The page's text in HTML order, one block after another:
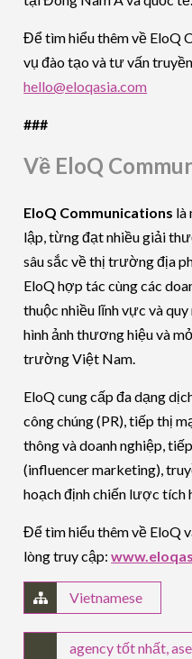
Để tìm hiểu thêm về EloQ
vụ đào tạo và tư vấn
hello@eloqasia.com
###
Về EloQ
EloQ Communications là
lập, từng đạt nhiều giải
sâu sắc về thị trường địa
EloQ hợp tác cùng các
thuộc nhiều lĩnh vực và quy
hình ảnh thương hiệu và
trường Việt Nam.
EloQ cung cấp đa dạng
công chúng (PR), tiếp thị
thông và doanh nghiệp,
(influencer marketing),
hoạch định chiến lược tích
Để tìm hiểu thêm về EloQ
lòng truy cập:
Vietnamese
agency tốt nhất ,